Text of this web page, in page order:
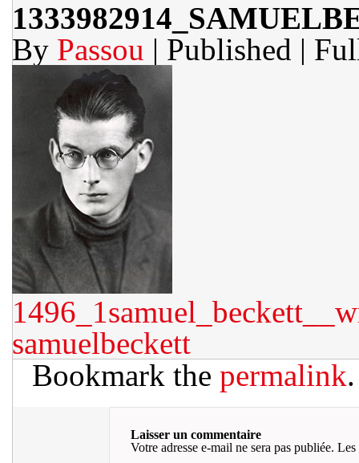
By Passou | Published |
samuelbeckett
Bookmark the permalink.
Laisser un commentaire
Votre adresse e-mail ne sera pas publiée. Les